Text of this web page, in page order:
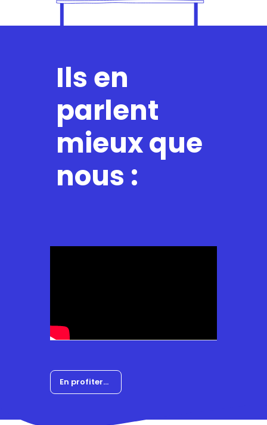
Ils en
parlent
mieux que
nous :
En profiter...